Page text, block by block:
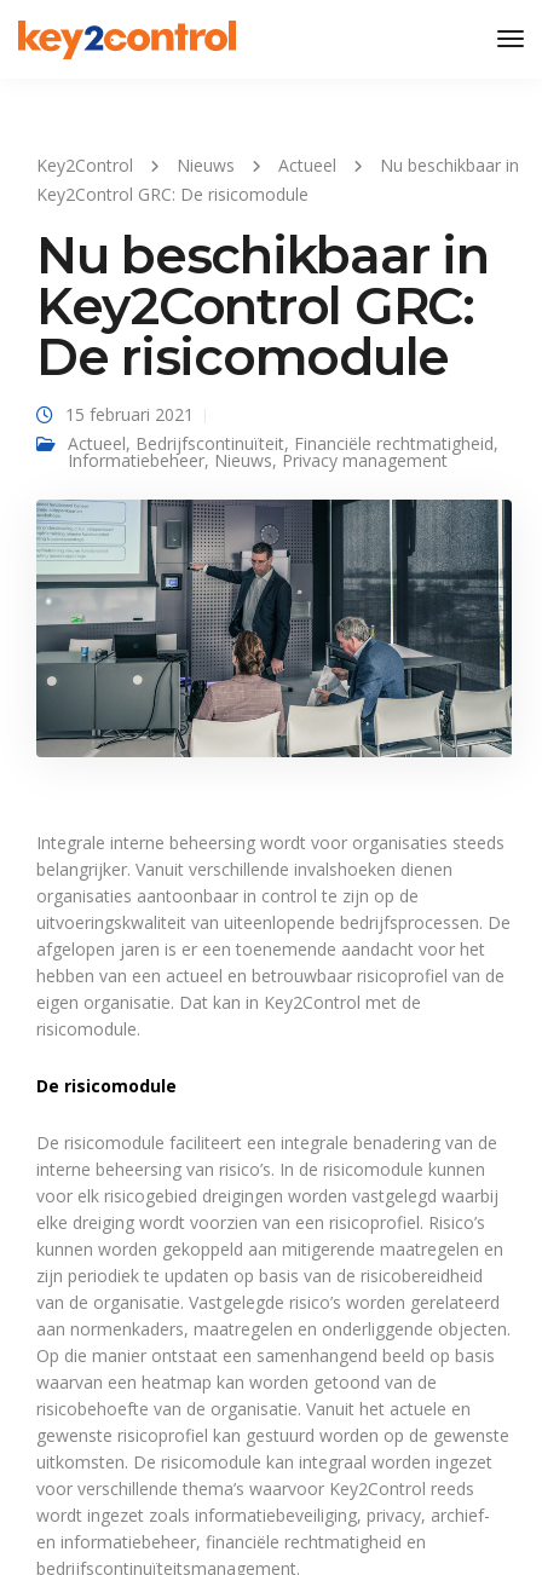
Key2Control Nieuws Actueel
Nu beschikbaar in
Key2Control GRC: De risicomodule
Nu beschikbaar in
Key2Control GRC:
De risicomodule
15 februari 2021
Actueel, Bedrijfscontinuïteit, Financiële rechtmatigheid,
Informatiebeheer, Nieuws, Privacy management
Integrale interne beheersing wordt voor organisaties steeds
belangrijker. Vanuit verschillende invalshoeken dienen
organisaties aantoonbaar in control te zijn op de
uitvoeringskwaliteit van uiteenlopende bedrijfsprocessen. De
afgelopen jaren is er een toenemende aandacht voor het
hebben van een actueel en betrouwbaar risicoprofiel van de
eigen organisatie. Dat kan in Key2Control met de
risicomodule.
De risicomodule
De risicomodule faciliteert een integrale benadering van de
interne beheersing van risico’s. In de risicomodule kunnen
voor elk risicogebied dreigingen worden vastgelegd waarbij
elke dreiging wordt voorzien van een risicoprofiel. Risico’s
kunnen worden gekoppeld aan mitigerende maatregelen en
zijn periodiek te updaten op basis van de risicobereidheid
van de organisatie. Vastgelegde risico’s worden gerelateerd
aan normenkaders, maatregelen en onderliggende objecten.
Op die manier ontstaat een samenhangend beeld op basis
waarvan een heatmap kan worden getoond van de
risicobehoefte van de organisatie. Vanuit het actuele en
gewenste risicoprofiel kan gestuurd worden op de gewenste
uitkomsten. De risicomodule kan integraal worden ingezet
voor verschillende thema’s waarvoor Key2Control reeds
wordt ingezet zoals informatiebeveiliging, privacy, archief-
en informatiebeheer, financiële rechtmatigheid en
bedrijfscontinuïteitsmanagement.